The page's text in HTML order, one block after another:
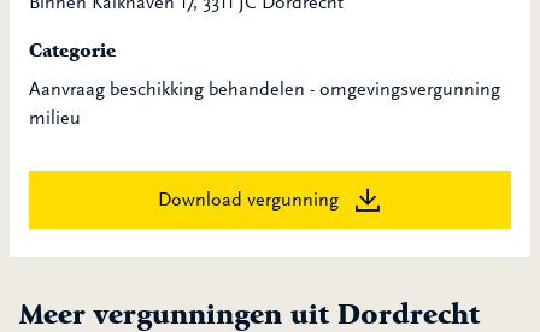
Categorie
Aanvraag beschikking behandelen - omgevingsvergunning
milieu
Download vergunning
Meer vergunningen uit Dordrecht